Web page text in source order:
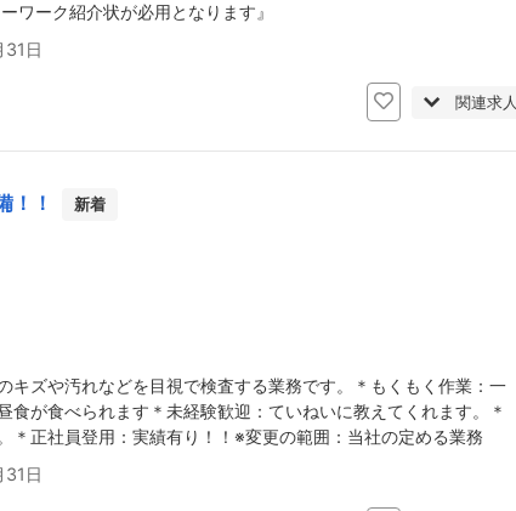
ワーク紹介状が必用となります』
日
関連求人
！！ 新着
キズや汚れなどを目視で検査する業務です。＊もくもく作業：一
食が食べられます＊未経験歓迎：ていねいに教えてくれます。＊
＊正社員登用：実績有り！！※変更の範囲：当社の定める業務
日